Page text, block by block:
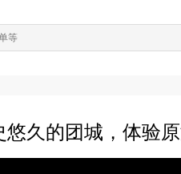
久的团城，体验